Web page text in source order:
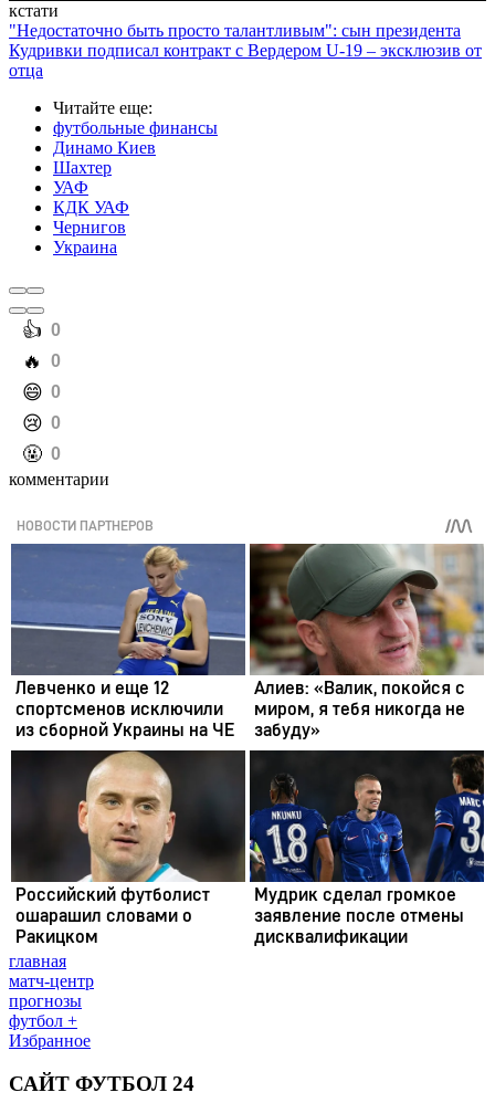
кстати
"Недостаточно быть просто талантливым": сын президента
Кудривки подписал контракт с Вердером U-19 – эксклюзив от
отца
Читайте еще:
футбольные финансы
Динамо Киев
Шахтер
УАФ
КДК УАФ
Чернигов
Украина
️👍 0
️🔥 0
️😄 0
️😢 0
️🤬 0
комментарии
главная
матч-центр
прогнозы
футбол +
Избранное
САЙТ ФУТБОЛ 24